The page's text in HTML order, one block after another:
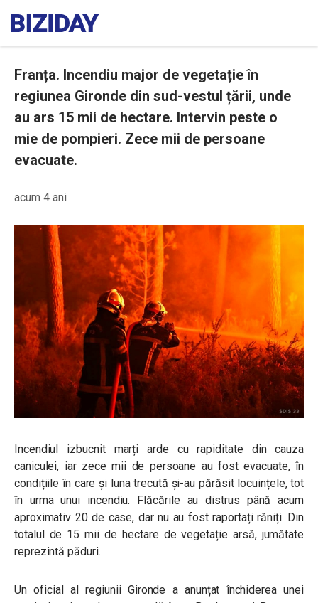
Franța. Incendiu major de vegetație în
regiunea Gironde din sud-vestul țării, unde
au ars 15 mii de hectare. Intervin peste o
mie de pompieri. Zece mii de persoane
evacuate.
acum 4 ani
Incendiul izbucnit marți arde cu rapiditate din cauza
caniculei, iar zece mii de persoane au fost evacuate, în
condițiile în care și luna trecută și-au părăsit locuințele, tot
în urma unui incendiu. Flăcările au distrus până acum
aproximativ 20 de case, dar nu au fost raportați răniți. Din
totalul de 15 mii de hectare de vegetație arsă, jumătate
reprezintă păduri.
Un oficial al regiunii Gironde a anunțat închiderea unei